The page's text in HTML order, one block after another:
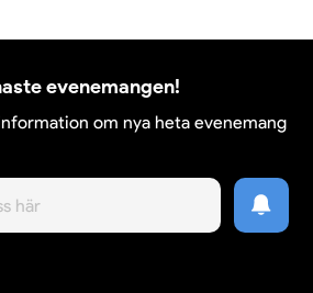
evenemangen!
om nya heta evenemang